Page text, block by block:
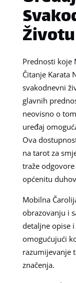
Životu
Prednosti koje
Čitanje Karata
svakodnevni
glavnih
neovisno o
uređaj
Ova
na tarot za
traže
općenitu
Mobilna
obrazovanju i
detaljne opise
omogućujući
razumijevanje
značenja.